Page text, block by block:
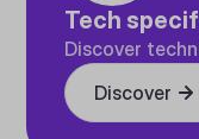
Tech
Discover
Discover